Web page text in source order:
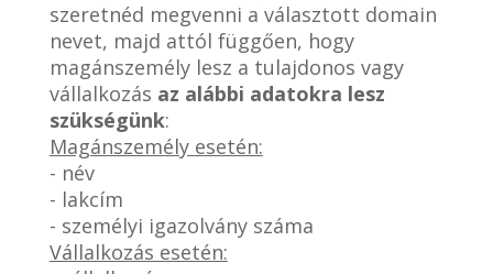
szeretnéd megvenni a választott domain
nevet, majd attól függően, hogy
magánszemély lesz a tulajdonos vagy
vállalkozás az alábbi adatokra lesz
szükségünk:
Magánszemély esetén:
- név
- lakcím
- személyi igazolvány száma
Vállalkozás esetén: